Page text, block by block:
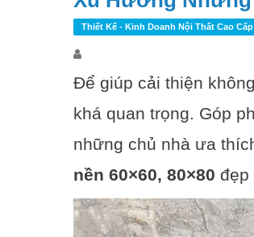
Thiết Kế - Kinh Doanh Nội Thất Cao Cấp
Để giúp cải thiện
khá quan trọng. Góp
những chủ nhà ưa
nền 60×60, 80×80